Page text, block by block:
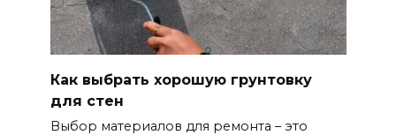
Как выбрать хорошую грунтовку
для стен
Выбор материалов для ремонта – это